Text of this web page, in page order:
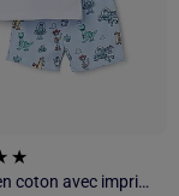
Pyjama en coton avec imprimés Toy Story